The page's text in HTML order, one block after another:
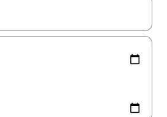
utilisez les flèches vers le